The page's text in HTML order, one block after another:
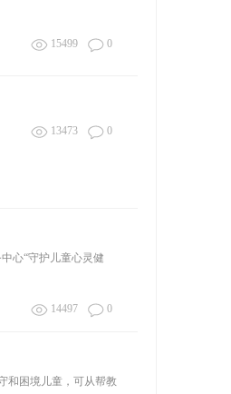
15499 0
13473 0
心“守护儿童心灵健
14497 0
和困境儿童，可从帮教